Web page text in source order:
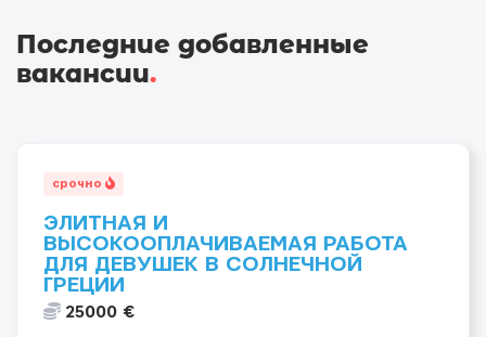
Последние добавленные
вакансии.
срочно
ЭЛИТНАЯ И
ВЫСОКООПЛАЧИВАЕМАЯ РАБОТА
ДЛЯ ДЕВУШЕК В СОЛНЕЧНОЙ
ГРЕЦИИ
25000 €